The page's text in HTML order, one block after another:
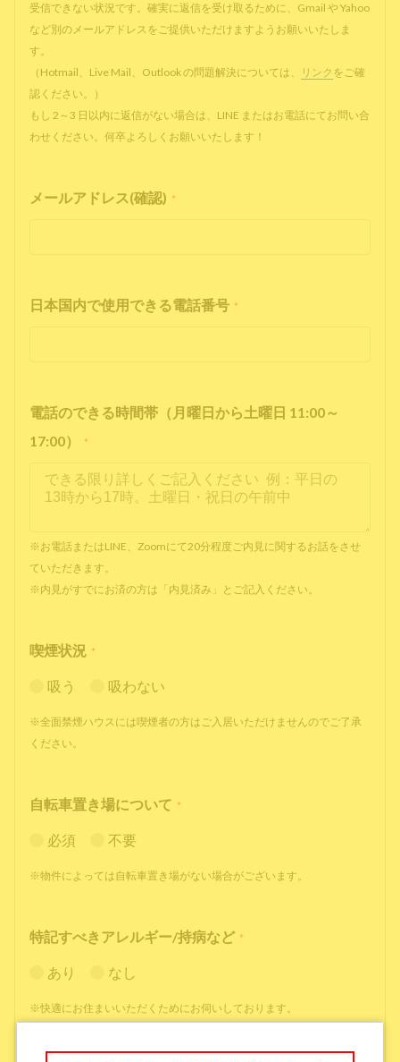
受信できない状況です。確実に返信を受け取るために、Gmail や Yahoo
など別のメールアドレスをご提供いただけますようお願いいたしま
す。
（Hotmail、Live Mail、Outlook の問題解決については、
リンク をご確
認ください。）
もし 2～3 日以内に返信がない場合は、LINE またはお電話にてお問い合
わせください。何卒よろしくお願いいたします！
メールアドレス(確認) *
日本国内で使用できる電話番号 *
電話のできる時間帯（月曜日から土曜日 11:00～
17:00）
*
※お電話またはLINE、Zoomにて20分程度ご内見に関するお話をさせ
ていただきます。
※内見がすでにお済の方は「内見済み」とご記入ください。
喫煙状況 *
吸う 吸わない
※全面禁煙ハウスには喫煙者の方はご入居いただけませんのでご了承
ください。
自転車置き場について *
必須 不要
※物件によっては自転車置き場がない場合がございます。
特記すべきアレルギー/持病など *
あり なし
※快適にお住まいいただくためにお伺いしております。